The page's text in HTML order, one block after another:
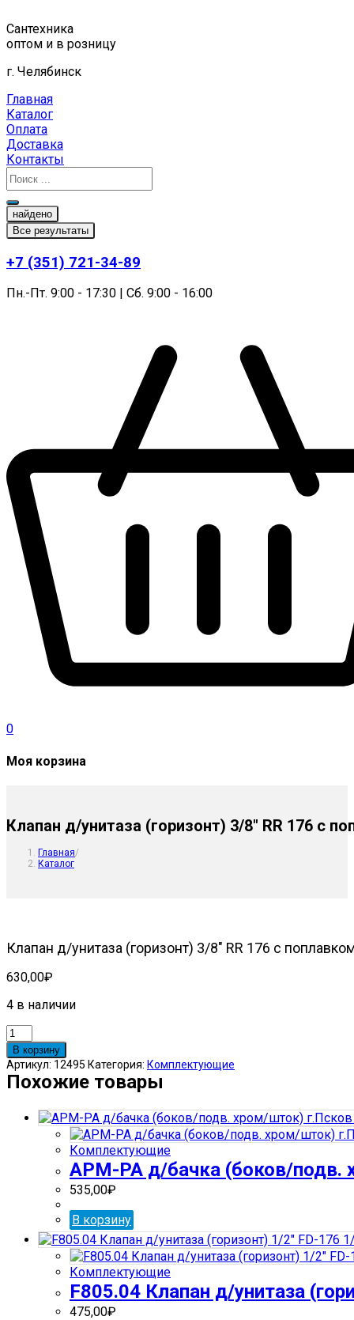
к
содержимому
Сантехника
оптом и в розницу
г. Челябинск
Главная
Каталог
Оплата
Доставка
Контакты
найдено
Все результаты
+7 (351) 721-34-89
Пн.-Пт. 9:00 - 17:30 | Сб. 9:00 - 16:00
0
Моя корзина
Клапан д/унитаза (горизонт) 3/8″ RR 176 с
Главная/
Каталог
Клапан д/унитаза (горизонт) 3/8″ RR 176 с
630,00₽
4 в наличии
Количество
товара
Клапан
д/
унитаза
(горизонт)
3/8"
поплавком
В корзину
Артикул: 12495 Категория: Комплектующие
Похожие товары
Комплектующие
АРМ-РА д/бачка (боков/подв.
535,00₽
В корзину
Комплектующие
F805.04 Клапан д/унитаза
475,00₽